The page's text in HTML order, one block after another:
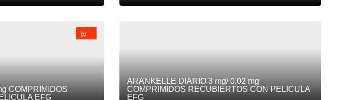
COMPRIMIDOS
EFG
ARANKELLE DIARIO 3 mg/ 0,02 mg
COMPRIMIDOS RECUBIERTOS CON PELICULA
EFG